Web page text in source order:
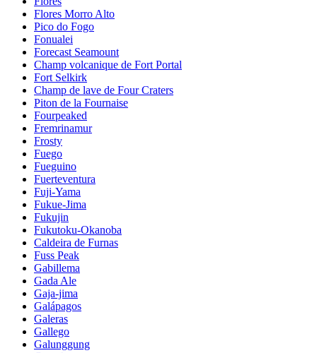
Flores Morro Alto
Pico do Fogo
Fonualei
Forecast Seamount
Champ volcanique de Fort Portal
Fort Selkirk
Champ de lave de Four Craters
Piton de la Fournaise
Fourpeaked
Fremrinamur
Frosty
Fuego
Fueguino
Fuerteventura
Fuji-Yama
Fukue-Jima
Fukujin
Fukutoku-Okanoba
Caldeira de Furnas
Fuss Peak
Gabillema
Gada Ale
Gaja-jima
Galápagos
Galeras
Gallego
Galunggung